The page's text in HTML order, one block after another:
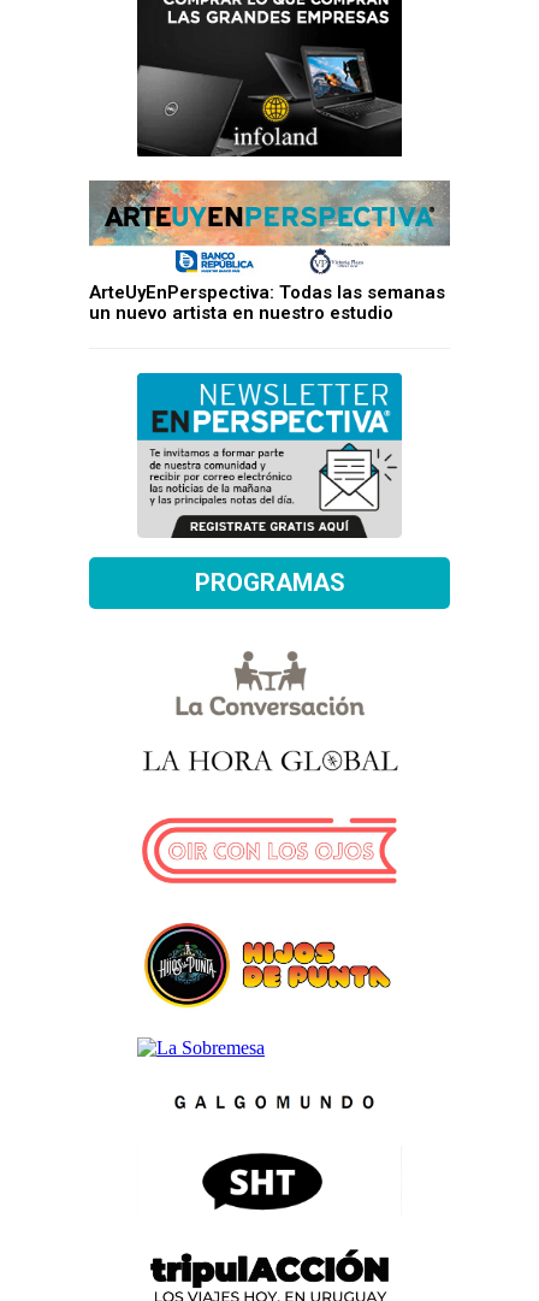
ArteUyEnPerspectiva: Todas las semanas
un nuevo artista en nuestro estudio
PROGRAMAS